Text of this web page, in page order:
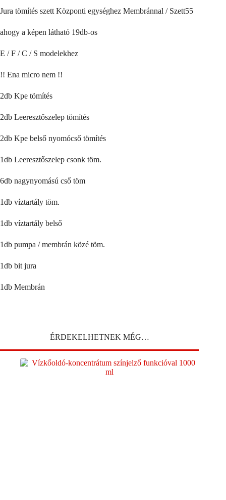
Jura tömítés szett Központi egységhez Membránnal / Szett55
ahogy a képen látható 19db-os
E / F / C / S modelekhez
!! Ena micro nem !!
2db Kpe tömítés
2db Leeresztőszelep tömítés
2db Kpe belső nyomócső tömítés
1db Leeresztőszelep csonk töm.
6db nagynyomású cső töm
1db víztartály töm.
1db víztartály belső
1db pumpa / membrán közé töm.
1db bit jura
1db Membrán
ÉRDEKELHETNEK MÉG…